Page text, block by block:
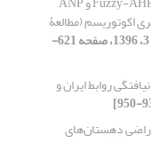
اکوتوریسم (مطالعۀ
[دوره 49، شماره 3، 1396، صفحه 621-
روابط ایران و
دهستان‌های